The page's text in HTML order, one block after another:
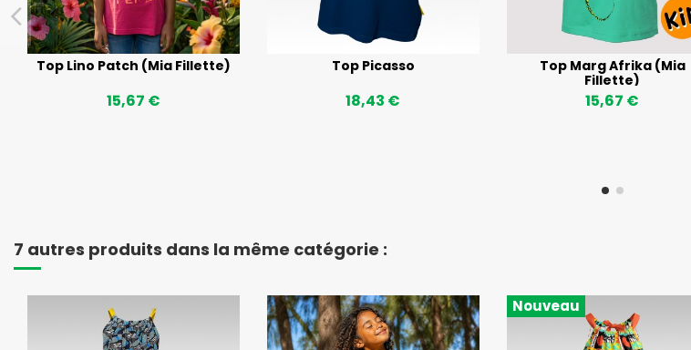
Top Lino Patch (Mia Fillette)
15,67 €
Top Picasso
18,43 €
Top Marg Afrika (Mia
Fillette)
15,67 €
7 autres produits dans la même catégorie :
Nouveau